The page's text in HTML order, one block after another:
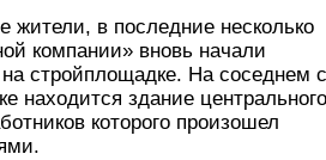
жители, в последние несколько
компании» вновь начали
на стройплощадке. На соседнем с
находится здание центрального
которого произошел